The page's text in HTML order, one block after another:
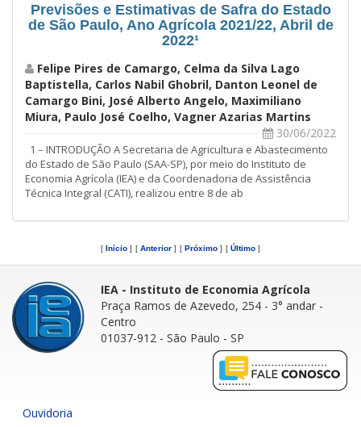
Previsões e Estimativas de Safra do Estado
de São Paulo, Ano Agrícola 2021/22, Abril de
2022¹
Felipe Pires de Camargo, Celma da Silva Lago
Baptistella, Carlos Nabil Ghobril, Danton Leonel de
Camargo Bini, José Alberto Angelo, Maximiliano
Miura, Paulo José Coelho, Vagner Azarias Martins
30/06/2022
1 – INTRODUÇÃO A Secretaria de Agricultura e Abastecimento
do Estado de São Paulo (SAA-SP), por meio do Instituto de
Economia Agrícola (IEA) e da Coordenadoria de Assistência
Técnica Integral (CATI), realizou entre 8 de ab
[ Início ] [ Anterior ] [ Próximo ] [ Último ]
IEA - Instituto de Economia Agrícola
Praça Ramos de Azevedo, 254 - 3° andar -
Centro
01037-912 - São Paulo - SP
Ouvidoria